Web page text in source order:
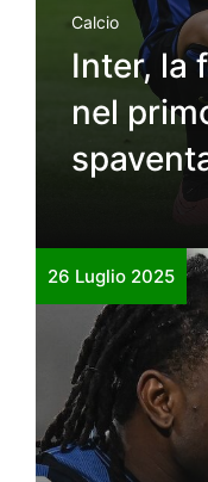
Calcio
Inter, la
nel
26 Luglio 2025